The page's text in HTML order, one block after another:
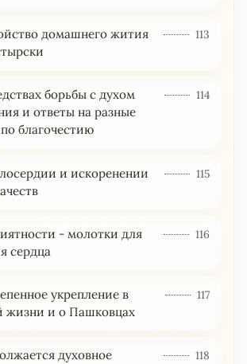
домашнего жития
113
борьбы с духом
и ответы на разные
благочестию
114
и искоренении
115
- молотки для
сердца
116
укрепление в
жизни и о Пашковцах
117
духовное
118